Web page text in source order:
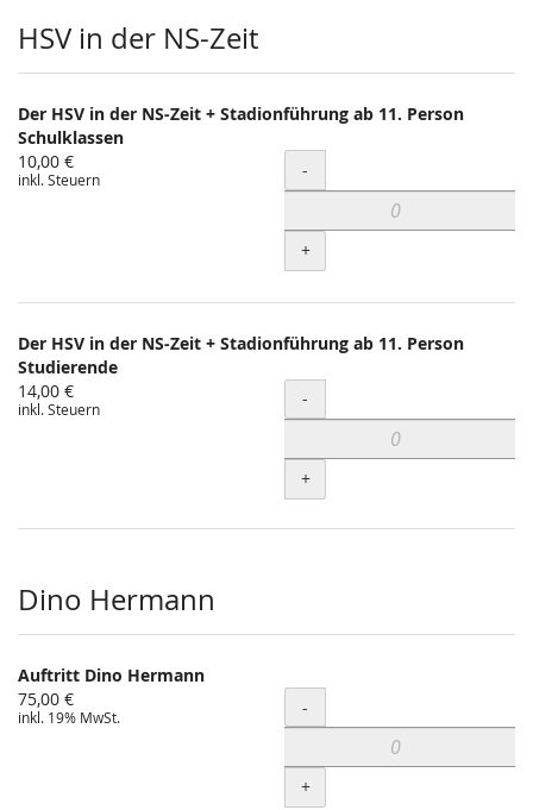
HSV in der NS-Zeit
Der HSV in der NS-Zeit + Stadionführung ab 11. Person
Schulklassen
10,00 €
inkl. Steuern Menge
-
+
Der HSV in der NS-Zeit + Stadionführung ab 11. Person
Studierende
14,00 €
inkl. Steuern Menge
-
+
Dino Hermann
Auftritt Dino Hermann
75,00 €
inkl. 19% MwSt. Menge
-
+